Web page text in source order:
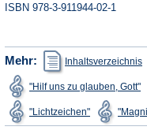
ISBN 978-3-911944-02-1
Mehr: Inhaltsverzeichnisin
"Hilf uns zu glauben, Gott"in
"Lichtzeichen"
(Öffnet
in
einem